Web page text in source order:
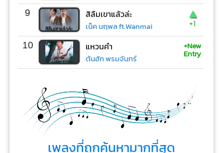
9 สิลืมเขาแล้วล่ะ
เน็ค นฤพล ft.Wanmai
▲
+1
10 แหวนคำ
ต้นฮัก พรมจันทร์
+New
Entry
เพลงที่ถูกค้นหามากที่สุด